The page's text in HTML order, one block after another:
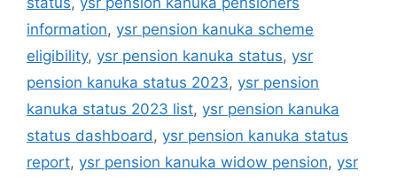
information, ysr pension kanuka scheme
eligibility, ysr pension kanuka status, ysr
pension kanuka status 2023, ysr pension
kanuka status 2023 list, ysr pension kanuka
status dashboard, ysr pension kanuka status
report, ysr pension kanuka widow pension, ysr